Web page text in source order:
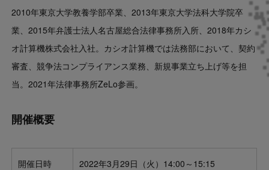
2010年東京大学教養学部卒業、2013年東京大学法科大学院卒
業、2015年弁護士法人名古屋総合法律事務所入所、2018年カシ
オ計算機株式会社入社。カシオ計算機では法務部において、契約
審査、競争法コンプライアンス業務、新規事業立ち上げ等を担
当。2021年法律事務所ZeLo参画。
開催概要
開催日時 2022年3月29日（火）14:00～15:15